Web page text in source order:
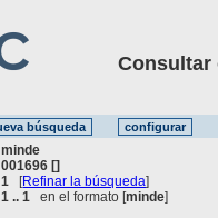
Consultar
minde
001696 []
1 [Refinar la búsqueda]
1 .. 1 en el formato [minde]